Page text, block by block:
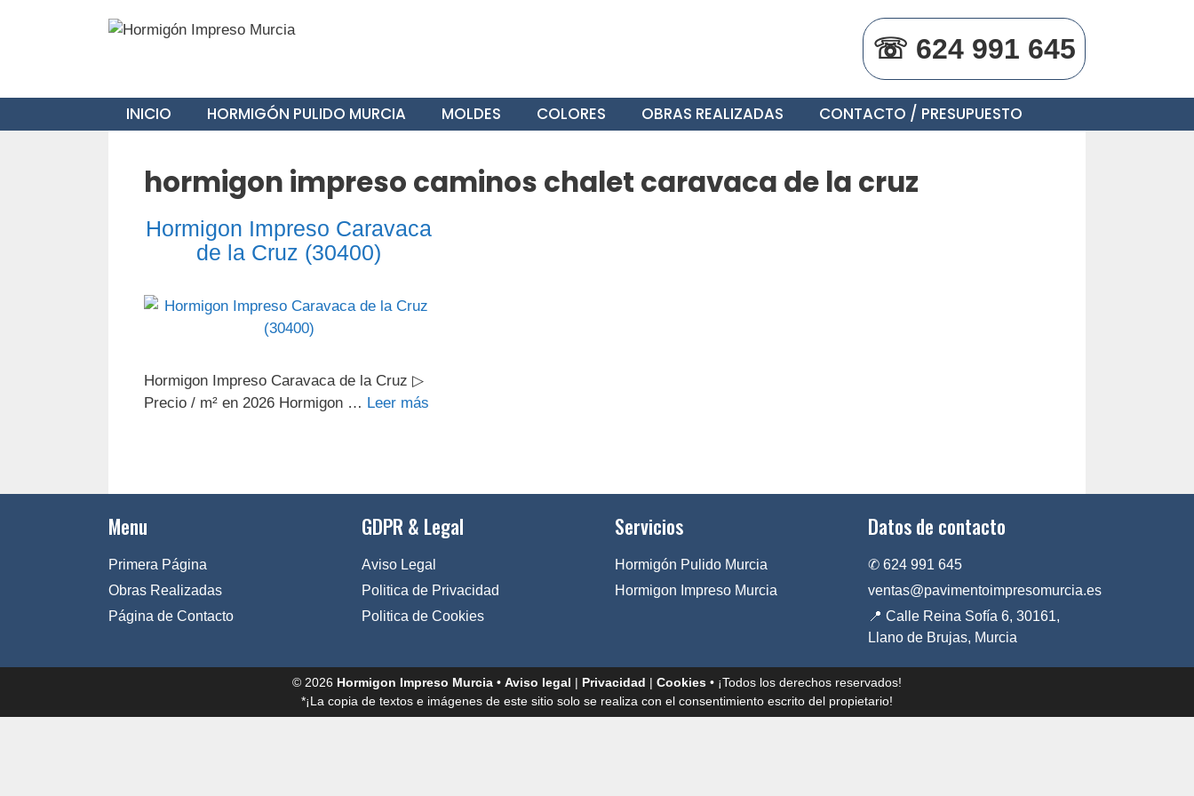
☏ 624 991 645
INICIO HORMIGÓN PULIDO MURCIA MOLDES COLORES OBRAS REALIZADAS CONTACTO / PRESUPUESTO
hormigon impreso caminos chalet caravaca de la cruz
Hormigon Impreso Caravaca
de la Cruz (30400)
Hormigon Impreso Caravaca de la Cruz ▷
Precio / m² en 2026 Hormigon … Leer más
Menu
Primera Página
Obras Realizadas
Página de Contacto
GDPR & Legal
Aviso Legal
Politica de Privacidad
Politica de Cookies
Servicios
Hormigón Pulido Murcia
Hormigon Impreso Murcia
Datos de contacto
✆ 624 991 645
ventas@pavimentoimpresomurcia.es
📍 Calle Reina Sofía 6, 30161,
Llano de Brujas, Murcia
© 2026 Hormigon Impreso Murcia • Aviso legal | Privacidad | Cookies • ¡Todos los derechos reservados!
*¡La copia de textos e imágenes de este sitio solo se realiza con el consentimiento escrito del propietario!